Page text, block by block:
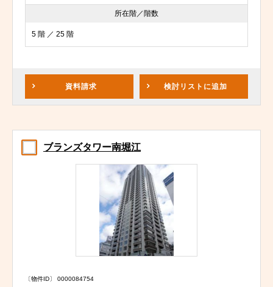
所在階／階数
5 階 ／ 25 階
資料請求 検討リスト に追加
ブランズタワー南堀江
〔物件ID〕 0000084754